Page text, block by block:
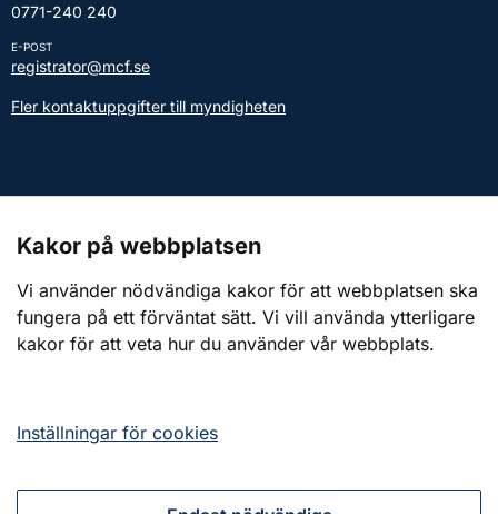
0771-240 240
E-POST
registrator@mcf.se
Fler kontaktuppgifter till myndigheten
Webbplatsen
Om webbplatsen
Kakor på webbplatsen
Vi använder nödvändiga kakor för att webbplatsen ska
fungera på ett förväntat sätt. Vi vill använda ytterligare
kakor för att veta hur du använder vår webbplats.
Inställningar för cookies